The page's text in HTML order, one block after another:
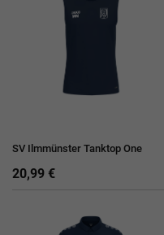
SV Ilmmünster Tanktop One
20,99 €